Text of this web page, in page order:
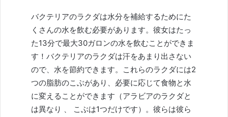
バクテリアのラクダは水分を補給するためにた
くさんの水を飲む必要があります。彼女はたっ
た13分で最大30ガロンの水を飲むことができま
す！バクテリアのラクダは汗をあまり出さない
ので、水を節約できます。これらのラクダには2
つの脂肪のこぶがあり、必要に応じて食物と水
に変えることができます（アラビアのラクダと
は異なり 、
こぶは1つだけです）。彼らは彼ら